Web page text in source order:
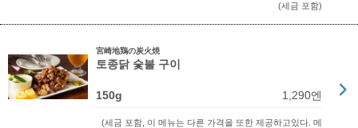
(세금 포함)
宮崎地鶏の炭火焼
토종닭 숯불 구이
150g 1,290엔
(세금 포함, 이 메뉴는 다른 가격을 또한 제공하고있다. 메